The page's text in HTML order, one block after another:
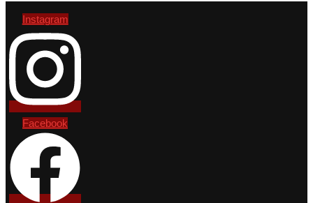
Instagram
Facebook